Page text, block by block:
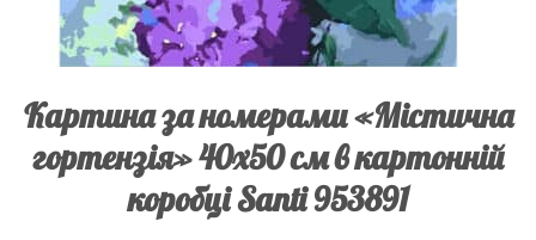
Картина за номерами «Містична
гортензія» 40х50 см в картонній
коробці Santi 953891